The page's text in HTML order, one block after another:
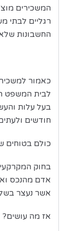
המשכירים
רגליים לבתי
החשבונות שלא
כאמור
לבית המשפט
בעל עלות
חודשים
כולם בטוחים
בחוק
אדם מהנכס
אשר נעצר בשל
אז מה עושים?